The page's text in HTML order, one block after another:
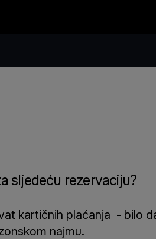
sljedeću rezervaciju?
kartičnih plaćanja - bilo
najmu.